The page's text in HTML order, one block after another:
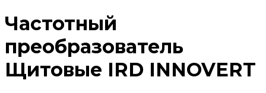
Частотный
преобразователь
Щитовые IRD INNOVERT